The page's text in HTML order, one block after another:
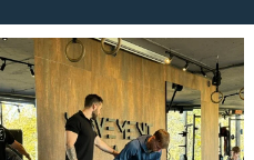
Prisijungti